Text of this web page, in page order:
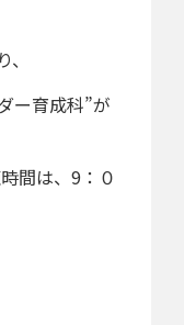
、
ー育成科”が
間は、9：０